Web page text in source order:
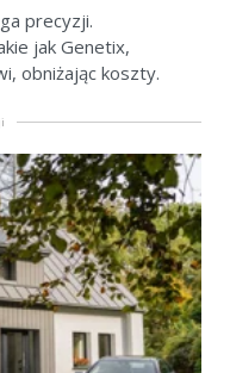
precyzji.
jak Genetix,
obniżając koszty.